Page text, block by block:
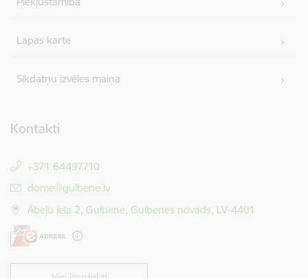
Lapas karte
Sīkdatņu izvēles maiņa
Kontakti
+371 64497710
E-pasts:
dome@gulbene.lv
Ābeļu iela 2, Gulbene, Gulbenes novads, LV-4401